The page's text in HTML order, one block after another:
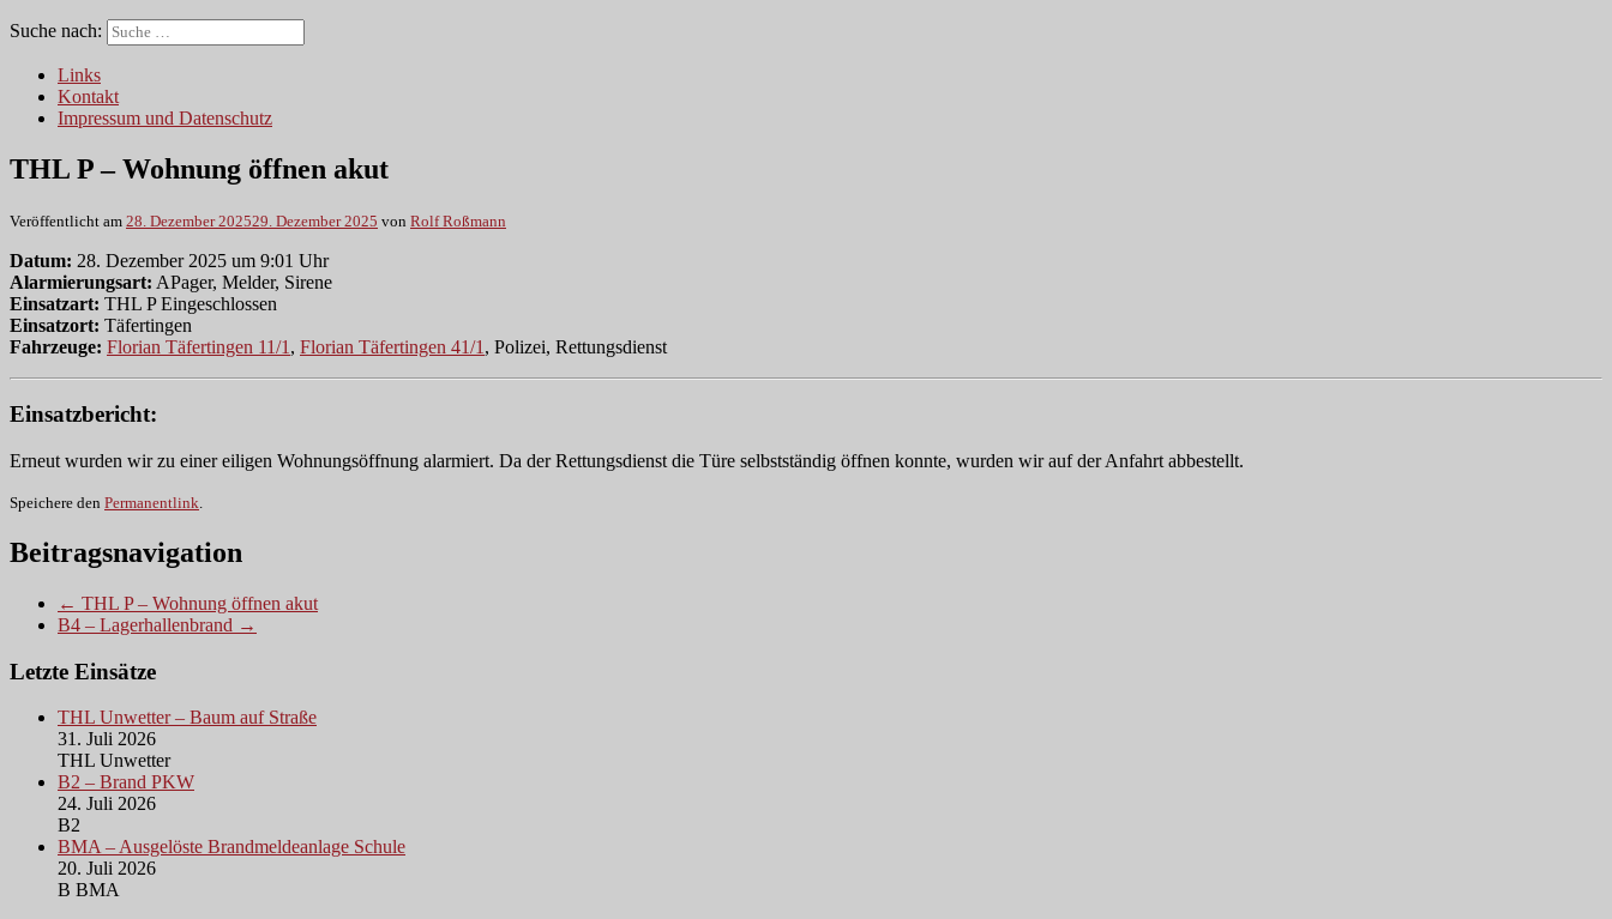
Suche nach:
Links
Kontakt
Impressum und Datenschutz
THL P – Wohnung öffnen akut
Veröffentlicht am 28. Dezember 202529. Dezember 2025 von Rolf Roßmann
Datum: 28. Dezember 2025 um 9:01 Uhr
Alarmierungsart: APager, Melder, Sirene
Einsatzart: THL P Eingeschlossen
Einsatzort: Täfertingen
Fahrzeuge: Florian Täfertingen 11/1 , Florian Täfertingen 41/1 , Polizei, Rettungsdienst
Einsatzbericht:
Erneut wurden wir zu einer eiligen Wohnungsöffnung alarmiert. Da der Rettungsdienst die Türe selbstständig öffnen konnte, wurden wir auf der Anfahrt abbestellt.
Speichere den Permanentlink.
Beitragsnavigation
← THL P – Wohnung öffnen akut
B4 – Lagerhallenbrand →
Letzte Einsätze
THL Unwetter – Baum auf Straße
31. Juli 2026
THL Unwetter
B2 – Brand PKW
24. Juli 2026
B2
BMA – Ausgelöste Brandmeldeanlage Schule
20. Juli 2026
B BMA